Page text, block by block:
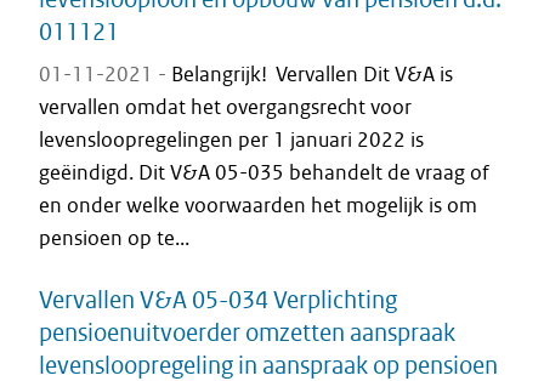
011121
01-11-2021 - Belangrijk! Vervallen Dit V&A is
vervallen omdat het overgangsrecht voor
levensloopregelingen per 1 januari 2022 is
geëindigd. Dit V&A 05-035 behandelt de vraag of
en onder welke voorwaarden het mogelijk is om
pensioen op te...
Vervallen V&A 05-034 Verplichting
pensioenuitvoerder omzetten aanspraak
levensloopregeling in aanspraak op pensioen